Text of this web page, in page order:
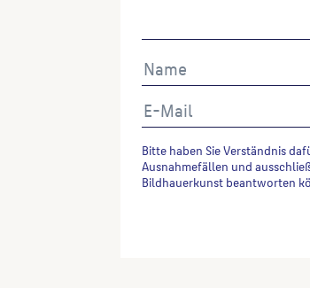
Bitte haben Sie Verständnis
Ausnahmefällen und
Bildhauerkunst beantworten